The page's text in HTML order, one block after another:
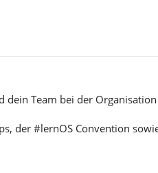
dein Team bei der
der #lernOS Convention